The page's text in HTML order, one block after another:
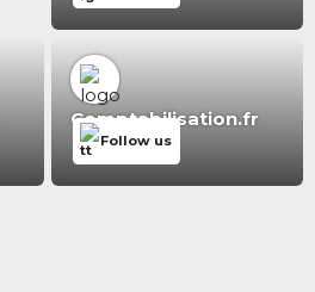
Comptabilisation.fr
Follow us